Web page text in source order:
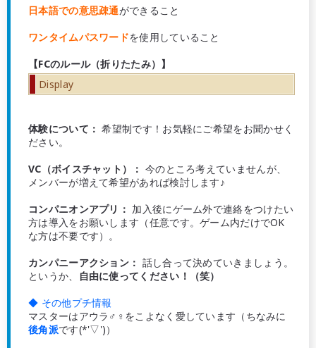
日本語での意思疎通ができること
ワンタイムパスワードを使用していること
【FCのルール（折りたたみ）】
Display
体験について： 希望制です！お気軽にご希望をお聞かせく
ださい。
VC（ボイスチャット）： 今のところ考えていませんが、
メンバーが増えて希望があれば検討します♪
コンパニオンアプリ： 加入後にゲーム外で連絡をつけたい
方は導入をお願いします（任意です。ゲーム内だけでOK
な方は不要です）。
カンパニーアクション： 話し合って決めていきましょう。
というか、
自由に使ってください！（笑）
◆ その他プチ情報
マスターはアウラ♂♀をこよなく愛しています（ちなみに
後角派です(*'▽')）